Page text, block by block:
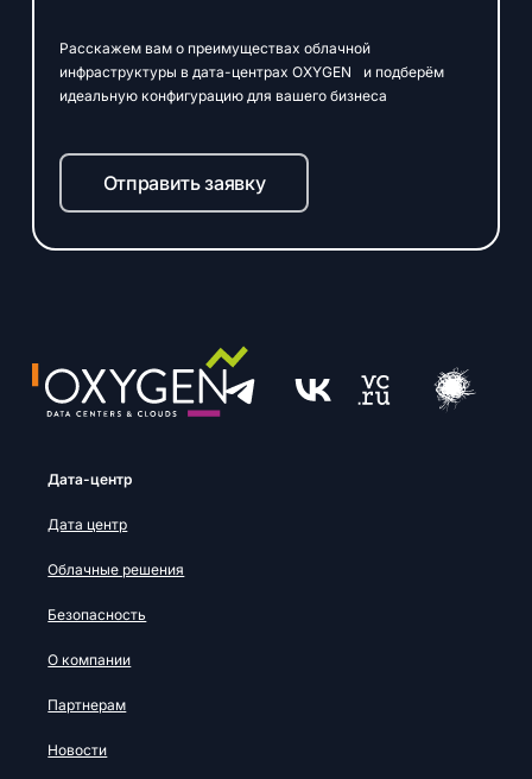
Расскажем вам о преимуществах облачной
инфраструктуры в дата-центрах OXYGEN и подберём
идеальную конфигурацию для вашего бизнеса
Отправить заявку
Дата-центр
Дата центр
Облачные решения
Безопасность
О компании
Партнерам
Новости